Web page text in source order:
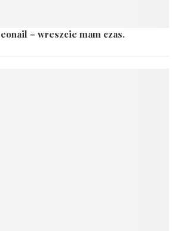
– wreszcie mam czas.